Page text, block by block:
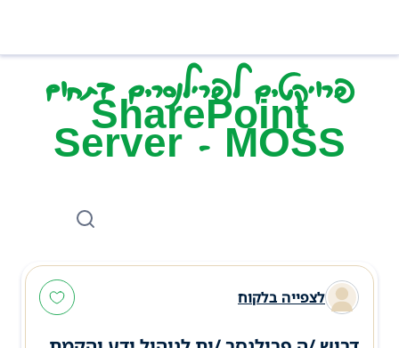
פרויקטים לפרילנסרים בתחום
SharePoint
Server - MOSS
לצפייה בלקוח